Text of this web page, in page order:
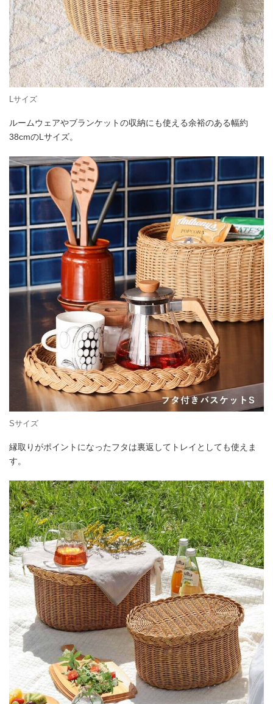
Lサイズ
ルームウェアやブランケットの収納にも使える余裕のある幅約
38cmのLサイズ。
Sサイズ
縁取りがポイントになったフタは裏返してトレイとしても使えま
す。